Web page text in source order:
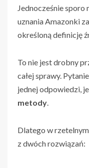
Jednocześnie
uznania Amazonki
określoną definicję
To nie jest drobny
całej sprawy.
jednej odpowiedzi,
metody.
Dlatego w
z dwóch rozwiązań: